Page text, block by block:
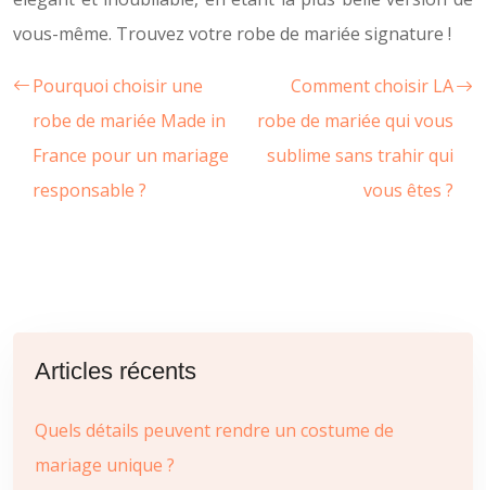
vous-même. Trouvez votre robe de mariée signature !
Pourquoi choisir une
robe de mariée Made in
France pour un mariage
responsable ?
Comment choisir LA
robe de mariée qui vous
sublime sans trahir qui
vous êtes ?
Articles récents
Quels détails peuvent rendre un costume de
mariage unique ?